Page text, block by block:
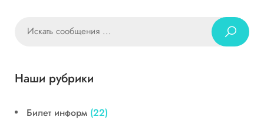
Наши рубрики
Билет информ (22)